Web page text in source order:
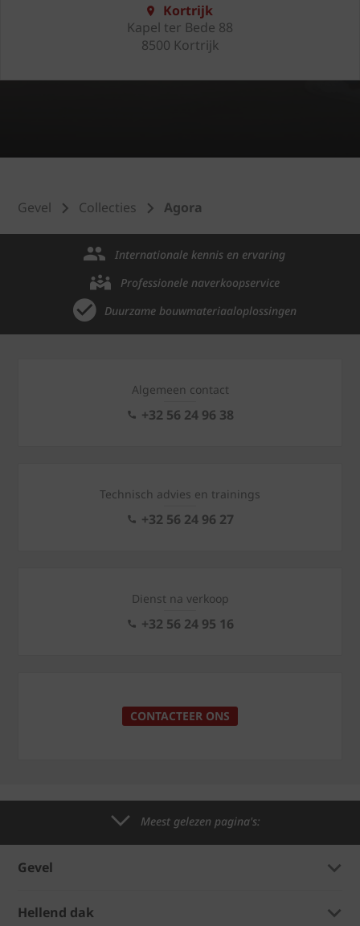
Kortrijk
Kapel ter Bede 88
8500 Kortrijk
Gevel Collecties Agora
Internationale kennis en ervaring
Professionele naverkoopservice
Duurzame bouwmateriaaloplossingen
Algemeen contact
+32 56 24 96 38
Technisch advies en trainings
+32 56 24 96 27
Dienst na verkoop
+32 56 24 95 16
CONTACTEER ONS
Meest gelezen pagina's:
Gevel
Hellend dak